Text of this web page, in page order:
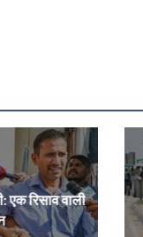
एक रिसाव वाली